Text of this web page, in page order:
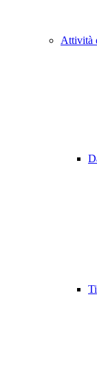
Attività